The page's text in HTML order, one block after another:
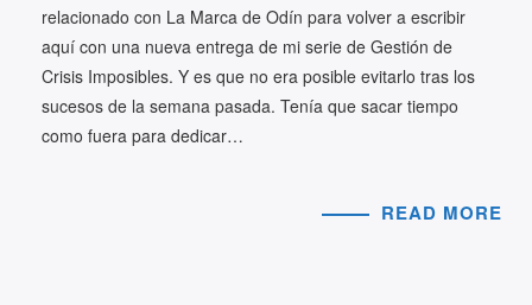
relacionado con La Marca de Odín para volver a escribir
aquí con una nueva entrega de mi serie de Gestión de
Crisis Imposibles. Y es que no era posible evitarlo tras los
sucesos de la semana pasada. Tenía que sacar tiempo
como fuera para dedicar…
READ MORE